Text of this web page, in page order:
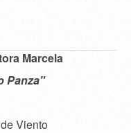
Marcela
Panza"
Viento